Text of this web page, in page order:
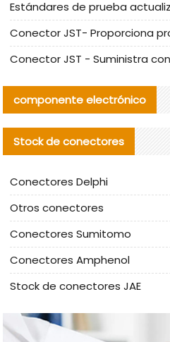
componente electrónico
Stock de conectores
Conectores Delphi
Otros conectores
Conectores Sumitomo
Conectores Amphenol
Stock de conectores JAE